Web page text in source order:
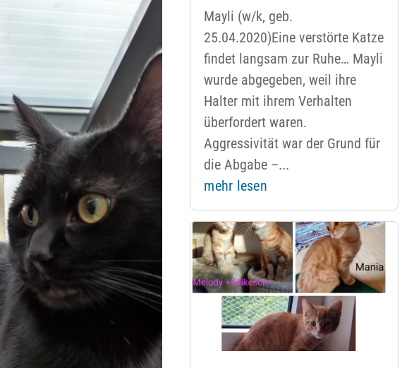
Mayli (w/k, geb.
25.04.2020)Eine verstörte Katze
findet langsam zur Ruhe… Mayli
wurde abgegeben, weil ihre
Halter mit ihrem Verhalten
überfordert waren.
Aggressivität war der Grund für
die Abgabe –...
mehr lesen